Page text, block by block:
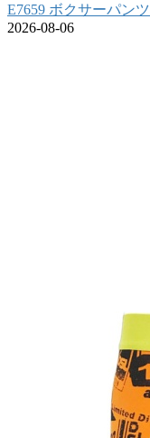
E7659 ボクサーパンツ
2026-08-06